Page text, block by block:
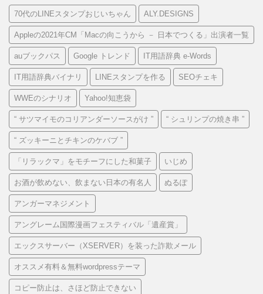
70代のLINEスタンプおじいちゃん ALY.DESIGNS
Appleの2021年CM「Macの向こうから － 日本でつくる」出演者一覧
auブックパス Google トレンド IT用語辞典 e-Words
IT用語辞典バイナリ LINEスタンプを作る SEOチェキ
WWEのシナリオ Yahoo!知恵袋
“ サツマイモのコリアンダーソースがけ ” “ シュリンプの焼き串 ”
“ ズッキーニとチキンのケバブ ”
「リラックマ」をモチーフにした和菓子 いじめ
お酒が飲めない、飲まない日本の有名人 ぬるぽ
アンガーマネジメント
アングレーム国際漫画フェスティバル「遺産賞」
エックスサーバー（XSERVER）を装った詐欺メール
オススメ有料＆無料wordpressテーマ
コピー防止は、さほど防止できない